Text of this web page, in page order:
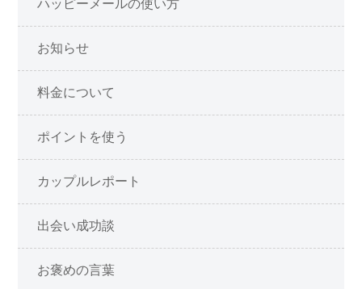
ハッピーメールの使い方
お知らせ
料金について
ポイントを使う
カップルレポート
出会い成功談
お褒めの言葉